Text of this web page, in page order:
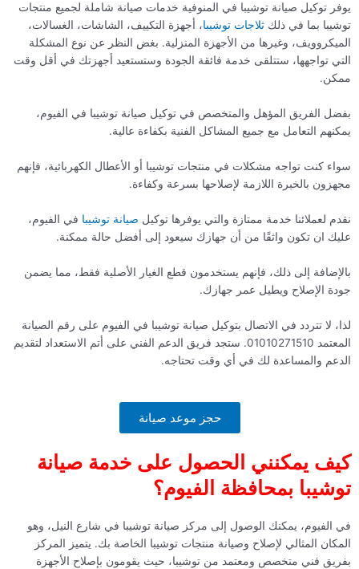
يوفر توكيل صيانة توشيبا في المنوفية خدمات صيانة شاملة لجميع منتجات
توشيبا بما في ذلك ثلاجات توشيبا، أجهزة التكييف، الشاشات، الغسالات،
الميكروويف، وغيرها من الأجهزة المنزلية. بغض النظر عن نوع المشكلة
التي تواجهها، ستتلقى خدمة فائقة الجودة وستستعيد أجهزتك في أقل وقت
ممكن.
بفضل الفريق المؤهل والمتخصص في توكيل صيانة توشيبا في الفيوم،
يمكنهم التعامل مع جميع المشاكل الفنية بكفاءة عالية.
سواء كنت تواجه مشكلات في منتجات توشيبا أو الأعطال الكهربائية، فإنهم
مجهزون بالخبرة اللازمة لإصلاحها بسرعة وكفاءة.
نقدم لعملائنا خدمة ممتازة والتي يوفرها توكيل صيانة توشيبا في الفيوم،
عليك ان تكون واثقًا من أن جهازك سيعود إلى أفضل حالة ممكنة.
بالإضافة إلى ذلك، فإنهم يستخدمون قطع الغيار الأصلية فقط، مما يضمن
جودة الإصلاح ويطيل عمر جهازك.
لذا، لا تتردد في الاتصال بتوكيل صيانة توشيبا في الفيوم على رقم الصيانة
المعتمد 01010271510. ستجد فريق الدعم الفني على أتم الاستعداد لتقديم
الدعم والمساعدة لك في أي وقت تحتاجه.
حجز موعد صيانة
كيف يمكنني الحصول على خدمة صيانة
توشيبا بمحافظة الفيوم؟
في الفيوم، يمكنك الوصول إلى مركز صيانة توشيبا في شارع النيل، وهو
المكان المثالي لإصلاح وصيانة منتجات توشيبا الخاصة بك. يتميز المركز
بفريق فني متخصص ومعتمد من توشيبا، حيث يقومون بإصلاح الأجهزة